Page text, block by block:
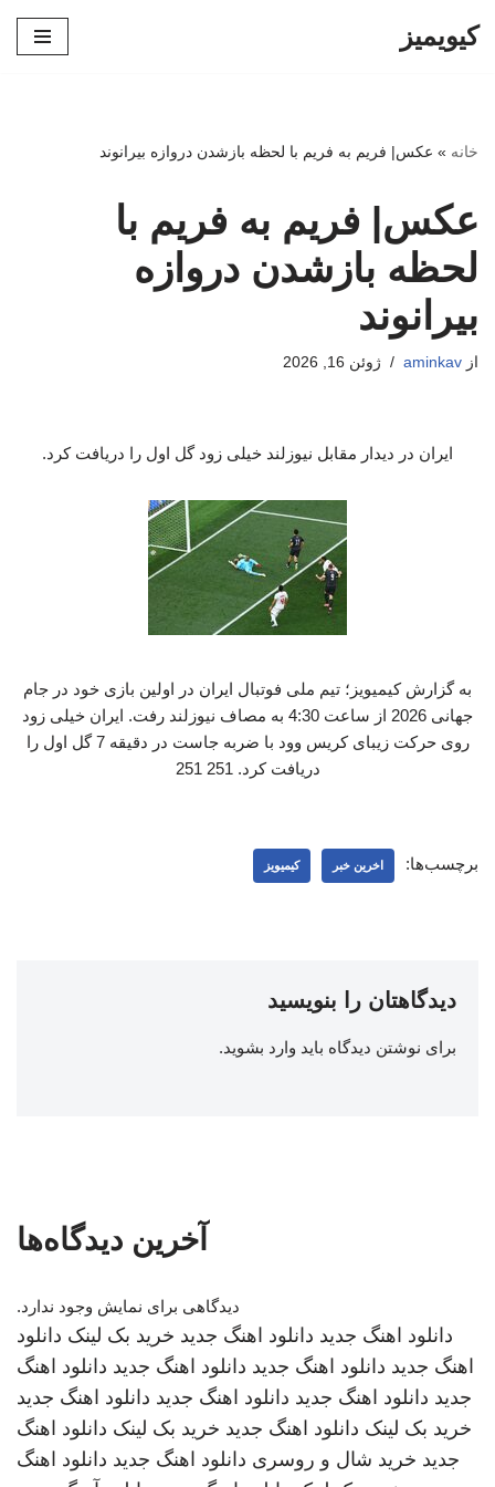
کیویمیز
خانه » عکس| فریم به فریم با لحظه بازشدن دروازه بیرانوند
عکس| فریم به فریم با
لحظه بازشدن دروازه
بیرانوند
از aminkav ژوئن 16, 2026
ایران در دیدار مقابل نیوزلند خیلی زود گل اول را دریافت کرد.
به گزارش کیمیویز؛ تیم ملی فوتبال ایران در اولین بازی خود در جام
جهانی 2026 از ساعت 4:30 به مصاف نیوزلند رفت. ایران خیلی زود
روی حرکت زیبای کریس وود با ضربه جاست در دقیقه 7 گل اول را
دریافت کرد. 251 251
برچسب‌ها: اخرین خبر کیمیویز
دیدگاهتان را بنویسید
برای نوشتن دیدگاه باید وارد بشوید.
آخرین دیدگاه‌ها
دیدگاهی برای نمایش وجود ندارد.
دانلود اهنگ جدید دانلود اهنگ جدید خرید بک لینک دانلود
اهنگ جدید دانلود اهنگ جدید دانلود اهنگ جدید دانلود اهنگ
جدید دانلود اهنگ جدید دانلود اهنگ جدید دانلود اهنگ جدید
خرید بک لینک دانلود اهنگ جدید خرید بک لینک دانلود اهنگ
جدید خرید شال و روسری دانلود اهنگ جدید دانلود اهنگ